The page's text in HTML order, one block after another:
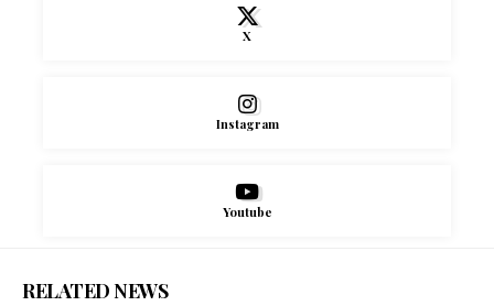
X
Instagram
Youtube
RELATED NEWS